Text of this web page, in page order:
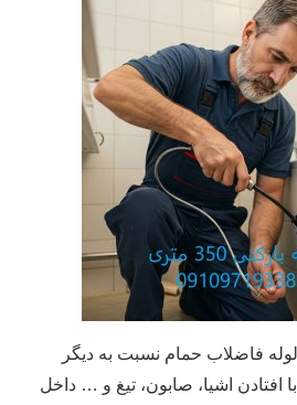
فاضلاب حمام نسبت به دیگر
افتادن اشیا، صابون، تیغ و … داخل